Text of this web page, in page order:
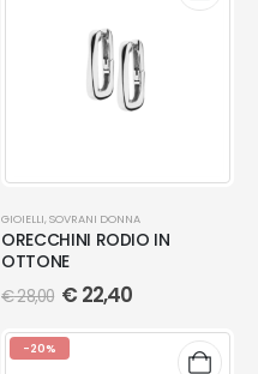
GIOIELLI, SOVRANI DONNA
ORECCHINI RODIO IN
OTTONE
€28,00 € 22,40
-20%